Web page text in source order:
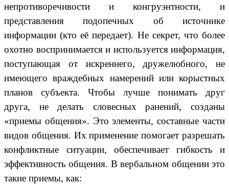
непротиворечивости и конгруэнтности, и
представления подопечных об источнике
информации (кто её передает). Не секрет, что более
охотно воспринимается и используется информация,
поступающая от искреннего, дружелюбного, не
имеющего враждебных намерений или корыстных
планов субъекта. Чтобы лучше понимать друг
друга, не делать словесных ранений, созданы
«приемы общения». Это элементы, составные части
видов общения. Их применение помогает разрешать
конфликтные ситуации, обеспечивает гибкость и
эффективность общения. В вербальном общении это
такие приемы, как: